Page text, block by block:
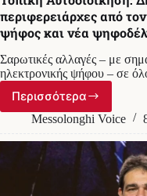
περιφερειάρχες από
ψήφος και νέα
Σαρωτικές αλλαγές – με
ηλεκτρονικής ψήφου – σε
Περισσότερα
Τοπική
Αυτοδιοίκηση:
περιφερειάρχες
Messolonghi Voice